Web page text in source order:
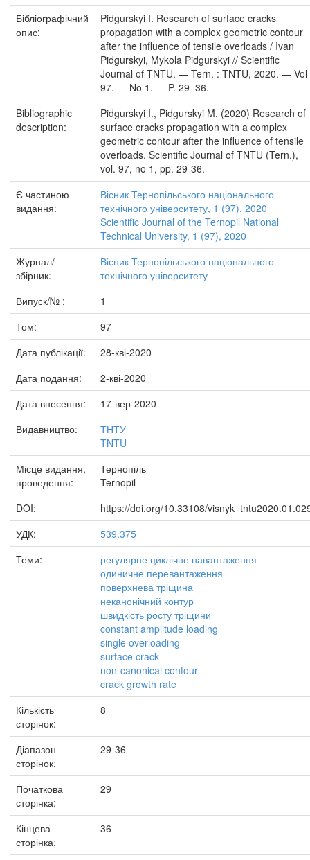
Бібліографічний
опис:
Pidgurskyi I. Research of surface cracks
propagation with a complex geometric contour
after the influence of tensile overloads / Ivan
Pidgurskyi, Mykola Pidgurskyi // Scientific
Journal of TNTU. — Tern. : TNTU, 2020. — Vol
97. — No 1. — P. 29–36.
Bibliographic
description:
Pidgurskyi I., Pidgurskyi M. (2020) Research of
surface cracks propagation with a complex
geometric contour after the influence of tensile
overloads. Scientific Journal of TNTU (Tern.),
vol. 97, no 1, pp. 29-36.
Є частиною
видання:
Вісник Тернопільського національного
технічного університету, 1 (97), 2020
Scientific Journal of the Ternopil National
Technical University, 1 (97), 2020
Журнал/
збірник:
Вісник Тернопільського національного
технічного університету
Випуск/№ :
1
Том:
97
Дата публікації:
28-кві-2020
Дата подання:
2-кві-2020
Дата внесення:
17-вер-2020
Видавництво:
ТНТУ
TNTU
Місце видання,
проведення:
Тернопіль
Ternopil
DOI:
https://doi.org/10.33108/
УДК:
539.375
Теми:
регулярне циклічне навантаження
одиничне перевантаження
поверхнева тріщина
неканонічний контур
швидкість росту тріщини
constant amplitude loading
single overloading
surface crack
non-canonical contour
crack growth rate
Кількість
сторінок:
8
Діапазон
сторінок:
29-36
Початкова
сторінка:
29
Кінцева
сторінка:
36